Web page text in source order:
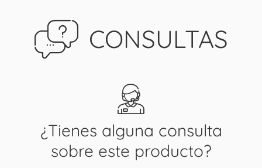
CONSULTAS
¿Tienes alguna consulta
sobre este producto?